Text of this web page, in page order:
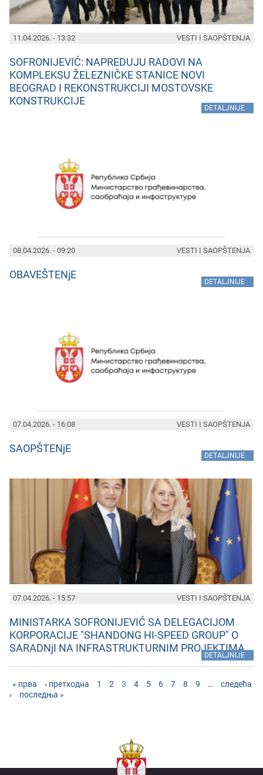
11.04.2026. - 13:32
SOFRONIJEVIĆ: NAPREDUJU RADOVI NA
KOMPLEKSU ŽELEZNIČKE STANICE NOVI
BEOGRAD I REKONSTRUKCIJI MOSTOVSKE
KONSTRUKCIJE
DETALJNIJE
VESTI I SAOPŠTENJA
08.04.2026. - 09:20
OBAVEŠTENjE
DETALJNIJE
VESTI I SAOPŠTENJA
07.04.2026. - 16:08
SAOPŠTENjE
DETALJNIJE
VESTI I SAOPŠTENJA
07.04.2026. - 15:57
MINISTARKA SOFRONIJEVIĆ SA DELEGACIJOM
KORPORACIJE "SHANDONG HI-SPEED GROUP" O
SARADNjI NA INFRASTRUKTURNIM PROJEKTIMA
DETALJNIJE
VESTI I SAOPŠTENJA
« прва ‹ претходна 1 2 3 4 5 6 7 8 9 …
следећа
›
последња »